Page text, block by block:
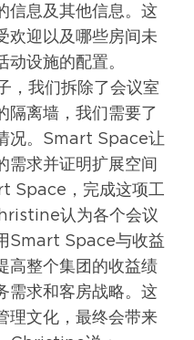
信息及其他信息。这
欢迎以及哪些房间未
设施的配置。
，我们拆除了会议室
隔离墙，我们需要了
况。Smart Space让
需求并证明扩展空间
Space，完成这项工
认为各个会议
Smart Space与收益
高整个集团的收益绩
需求和客房战略。这
理文化，最终会带来